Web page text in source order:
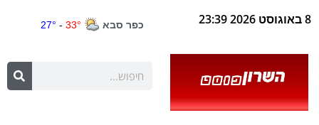
8 באוגוסט 2026 23:39